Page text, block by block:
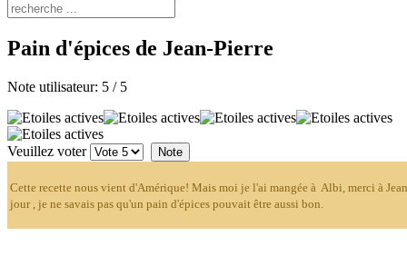
Pain d'épices de Jean-Pierre
Note utilisateur: 5 / 5
Veuillez voter
Cette recette nous vient d'Amérique! Mais moi je l'ai mangée à Albi, merci à
jour , je ne savais pas qu'un pain d'épices pouvait être aussi bon.